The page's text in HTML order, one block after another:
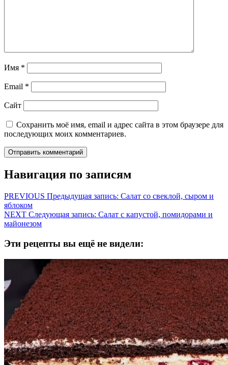
Имя *
Email *
Сайт
Сохранить моё имя, email и адрес сайта в этом браузере для
последующих моих комментариев.
Навигация по записям
PREVIOUS Предыдущая запись: Салат со свеклой, сыром и
яблоком
NEXT Следующая запись: Салат с капустой, помидорами и
майонезом
Эти рецепты вы ещё не видели: